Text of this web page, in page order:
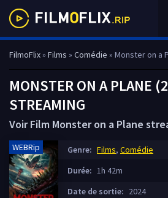
FilmoFlix» Films » Comédie » Monster on a
MONSTER ON A PLANE
STREAMING
Voir Film Monster on a Plane
WEBRip Genre: Films, Comédie
Durée: 1h 42m
Date de sortie: 2024